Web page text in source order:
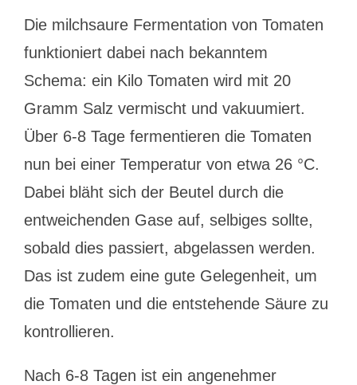
Die milchsaure Fermentation von Tomaten
funktioniert dabei nach bekanntem
Schema: ein Kilo Tomaten wird mit 20
Gramm Salz vermischt und vakuumiert.
Über 6-8 Tage fermentieren die Tomaten
nun bei einer Temperatur von etwa 26 °C.
Dabei bläht sich der Beutel durch die
entweichenden Gase auf, selbiges sollte,
sobald dies passiert, abgelassen werden.
Das ist zudem eine gute Gelegenheit, um
die Tomaten und die entstehende Säure zu
kontrollieren.
Nach 6-8 Tagen ist ein angenehmer